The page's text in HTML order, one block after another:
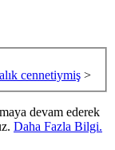
cennetiymiş >
devam ederek
Daha Fazla Bilgi.